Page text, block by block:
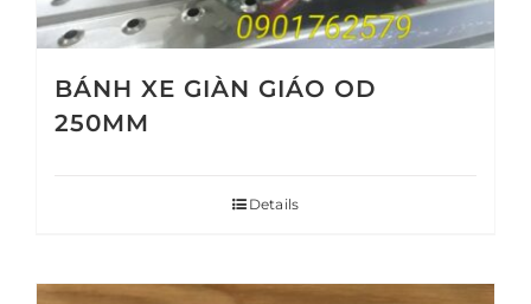
BÁNH XE GIÀN GIÁO OD
250MM
Details